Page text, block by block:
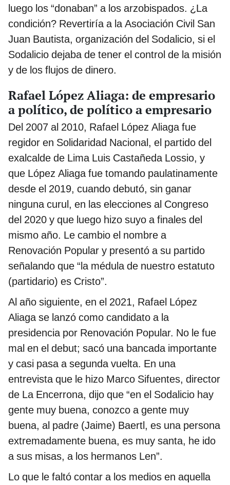
luego los “donaban” a los arzobispados. ¿La
condición? Revertiría a la Asociación Civil San
Juan Bautista, organización del Sodalicio, si el
Sodalicio dejaba de tener el control de la misión
y de los flujos de dinero.
Rafael López Aliaga: de empresario
a político, de político a empresario
Del 2007 al 2010, Rafael López Aliaga fue
regidor en Solidaridad Nacional, el partido del
exalcalde de Lima Luis Castañeda Lossio, y
que López Aliaga fue tomando paulatinamente
desde el 2019, cuando debutó, sin ganar
ninguna curul, en las elecciones al Congreso
del 2020 y que luego hizo suyo a finales del
mismo año. Le cambio el nombre a
Renovación Popular y presentó a su partido
señalando que “la médula de nuestro estatuto
(partidario) es Cristo”.
Al año siguiente, en el 2021, Rafael López
Aliaga se lanzó como candidato a la
presidencia por Renovación Popular. No le fue
mal en el debut; sacó una bancada importante
y casi pasa a segunda vuelta. En una
entrevista que le hizo Marco Sifuentes, director
de La Encerrona, dijo que “en el Sodalicio hay
gente muy buena, conozco a gente muy
buena, al padre (Jaime) Baertl, es una persona
extremadamente buena, es muy santa, he ido
a sus misas, a los hermanos Len”.
Lo que le faltó contar a los medios en aquella